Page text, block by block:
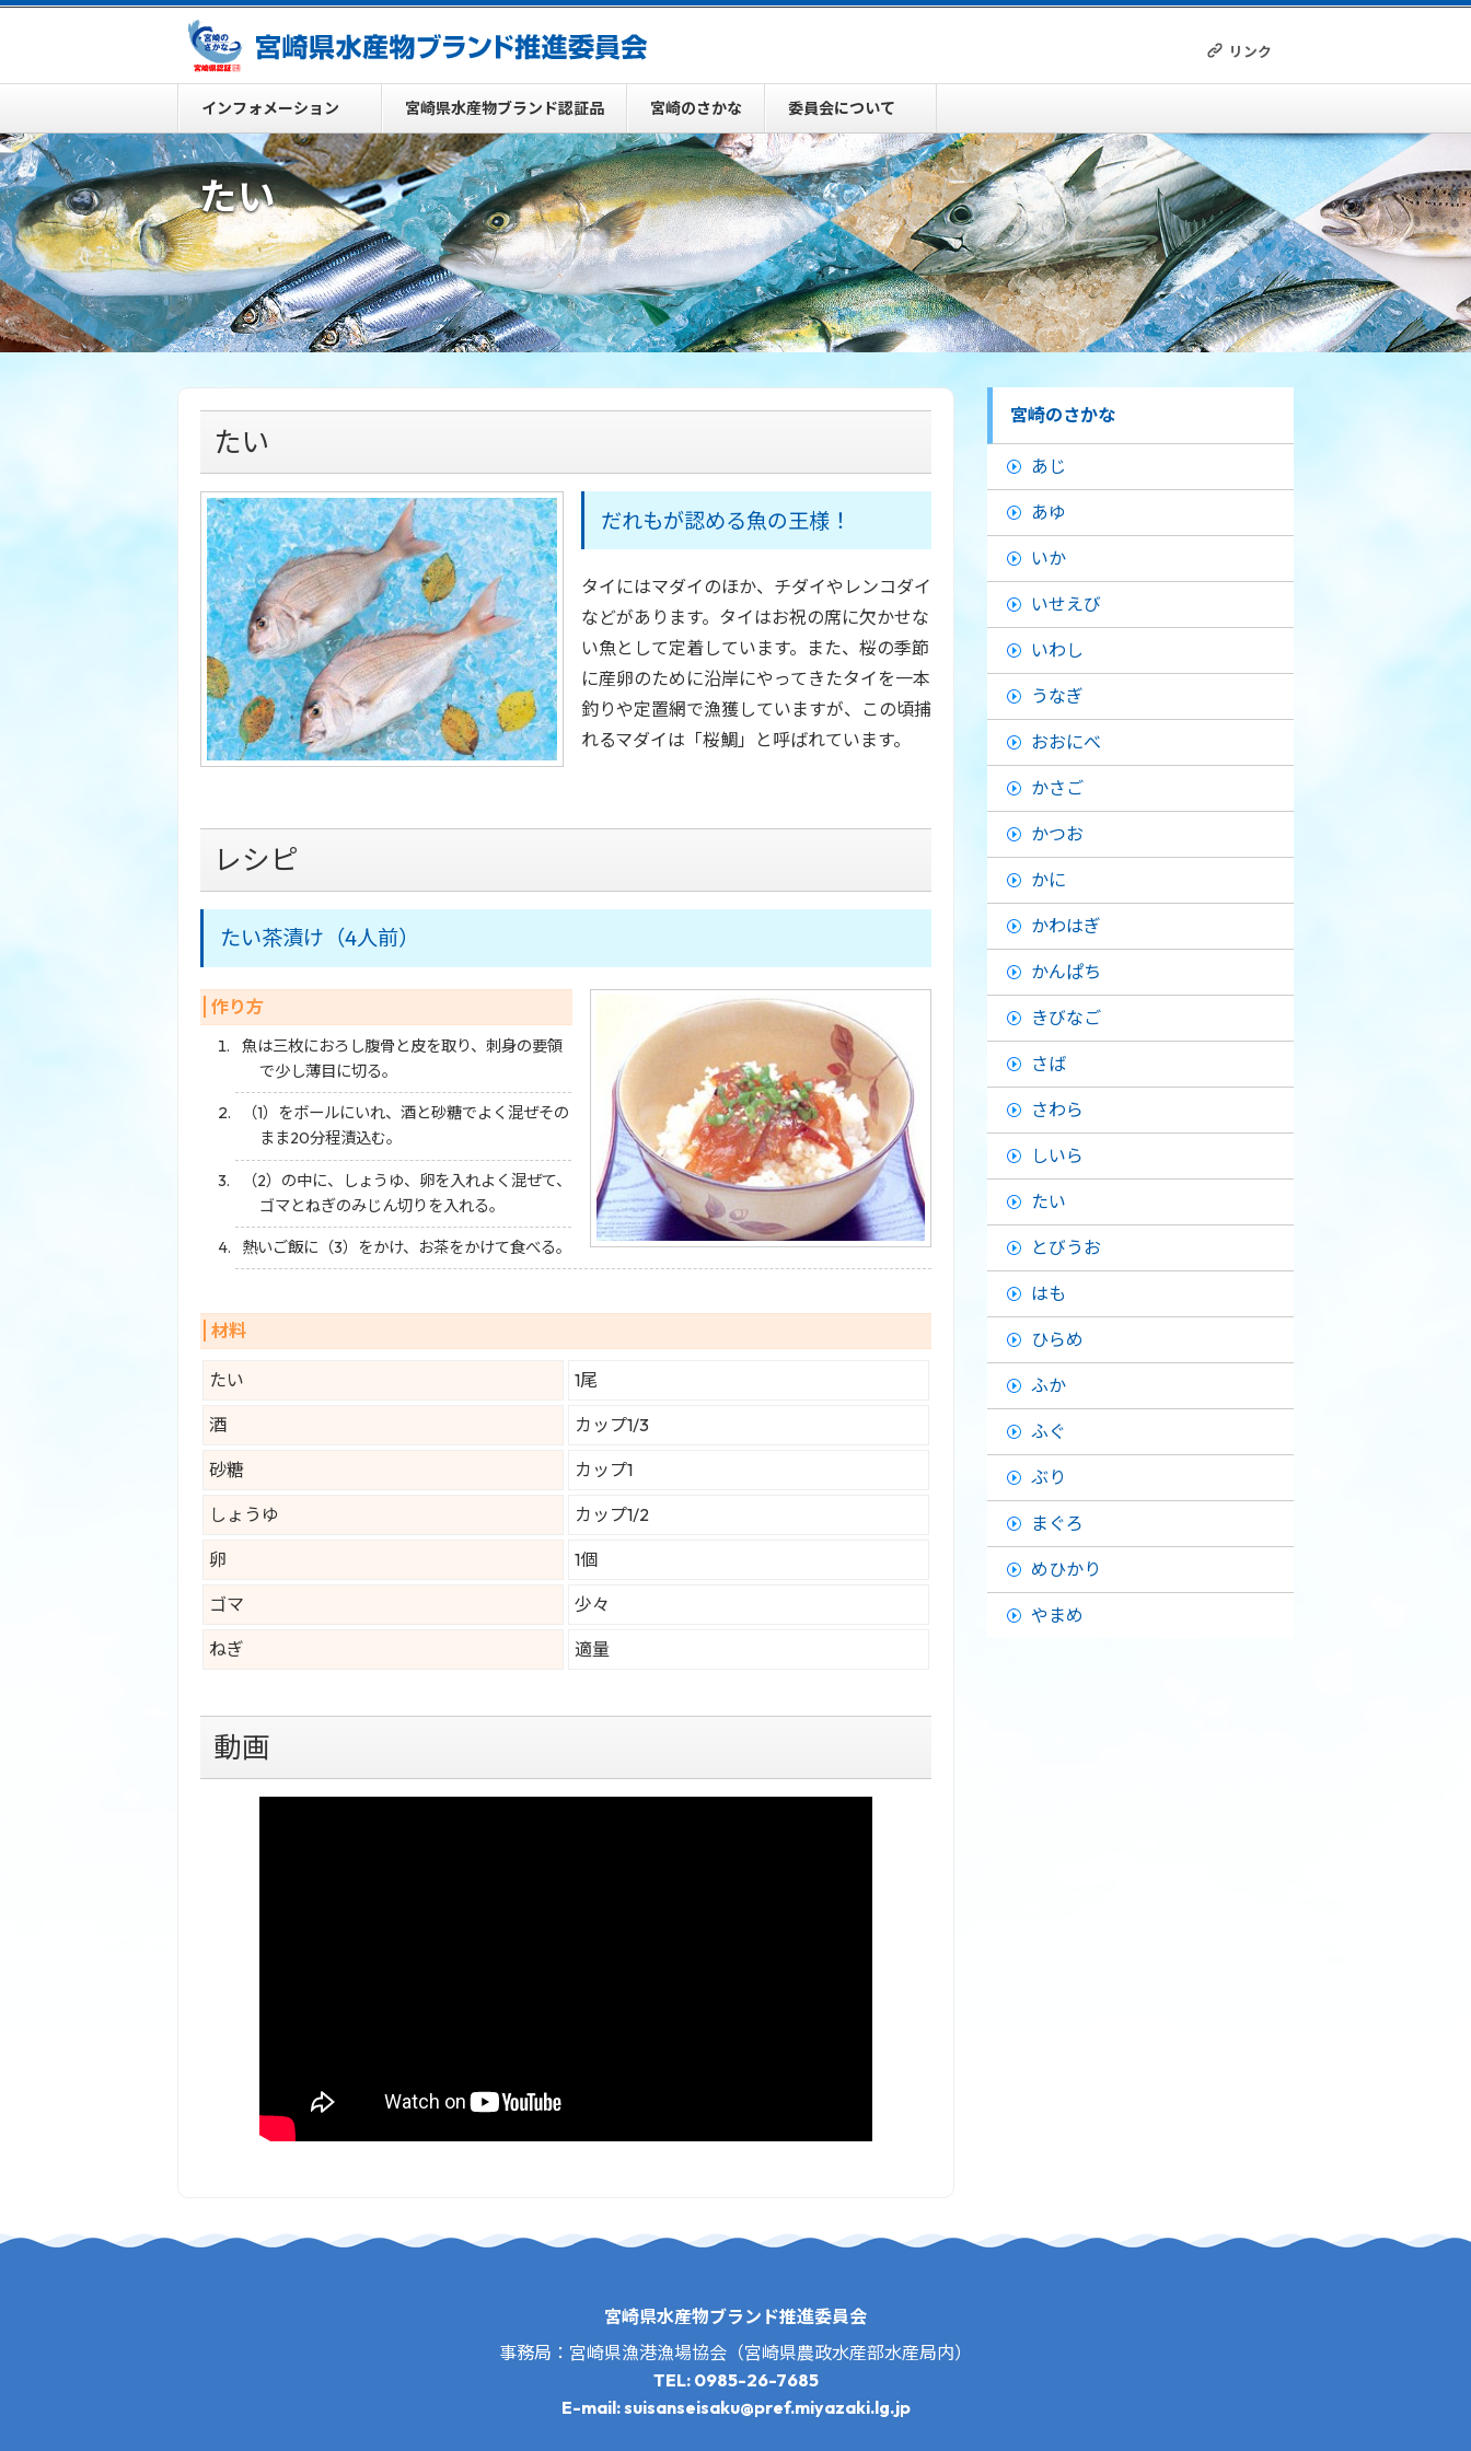
リンク
インフォメーション 宮崎県水産物ブランド認証品 宮崎のさかな 委員会について
たい
たい
だれもが認める魚の王様！
タイにはマダイのほか、チダイやレンコダイ
などがあります。タイはお祝の席に欠かせな
い魚として定着しています。また、桜の季節
に産卵のために沿岸にやってきたタイを一本
釣りや定置網で漁獲していますが、この頃捕
れるマダイは「桜鯛」と呼ばれています。
レシピ
たい茶漬け（4人前）
作り方
魚は三枚におろし腹骨と皮を取り、刺身の要領
で少し薄目に切る。
（1）をボールにいれ、酒と砂糖でよく混ぜその
まま20分程漬込む。
（2）の中に、しょうゆ、卵を入れよく混ぜて、
ゴマとねぎのみじん切りを入れる。
熱いご飯に（3）をかけ、お茶をかけて食べる。
材料
たい 1尾
酒 カップ1/3
砂糖 カップ1
しょうゆ カップ1/2
卵 1個
ゴマ 少々
ねぎ 適量
動画
宮崎のさかな
あじ
あゆ
いか
いせえび
いわし
うなぎ
おおにべ
かさご
かつお
かに
かわはぎ
かんぱち
きびなご
さば
さわら
しいら
たい
とびうお
はも
ひらめ
ふか
ふぐ
ぶり
まぐろ
めひかり
やまめ
宮崎県水産物ブランド推進委員会
事務局：宮崎県漁港漁場協会（宮崎県農政水産部水産局内）
TEL: 0985-26-7685
E-mail: suisanseisaku@pref.miyazaki.lg.jp